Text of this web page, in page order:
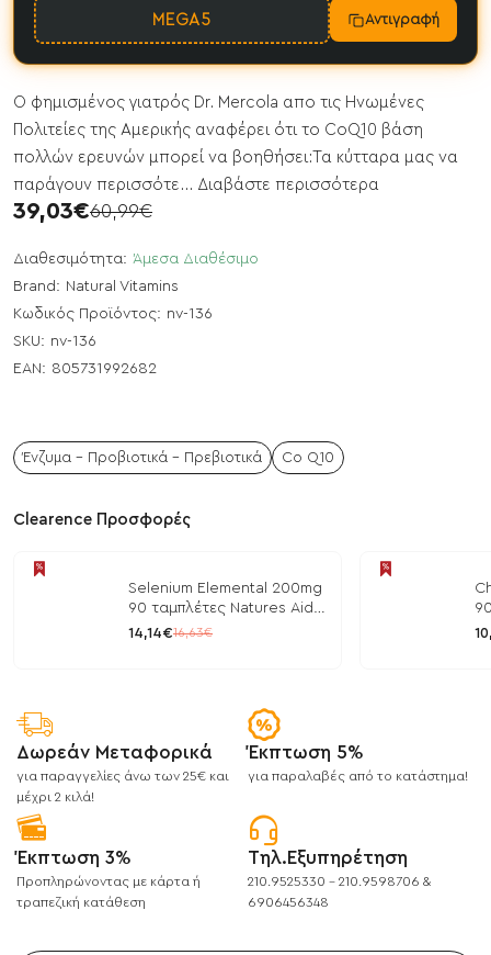
Διαθεσιμότητα: Άμεσα Διαθέσιμο
Brand: Natural Vitamins
Κωδικός Προϊόντος: nv-136
SKU: nv-136
EAN: 805731992682
39,03€60,99€
MEGA5 Αντιγραφή
Ο φημισμένος γιατρός Dr. Mercola απο τις Ηνωμένες
Πολιτείες της Αμερικής αναφέρει ότι το CoQ10 βάση
πολλών ερευνών μπορεί να βοηθήσει:Τα κύτταρα μας να
παράγουν περισσότε... Διαβάστε περισσότερα
Ένζυμα - Προβιοτικά - Πρεβιοτικά Co Q10
Clearence Προσφορές
Selenium Elemental 200mg
90 ταμπλέτες Natures Aid
/ Μέταλλα
14,14€16,63€
/
Δωρεάν Μεταφορικά
για παραγγελίες άνω των 25€ και
μέχρι 2 κιλά!
Έκπτωση 5%
για παραλαβές από το κατάστημα!
Έκπτωση 3%
Προπληρώνοντας με κάρτα ή
τραπεζική κατάθεση
Τηλ.Εξυπηρέτηση
210.9525330 - 210.9598706 &
6906456348